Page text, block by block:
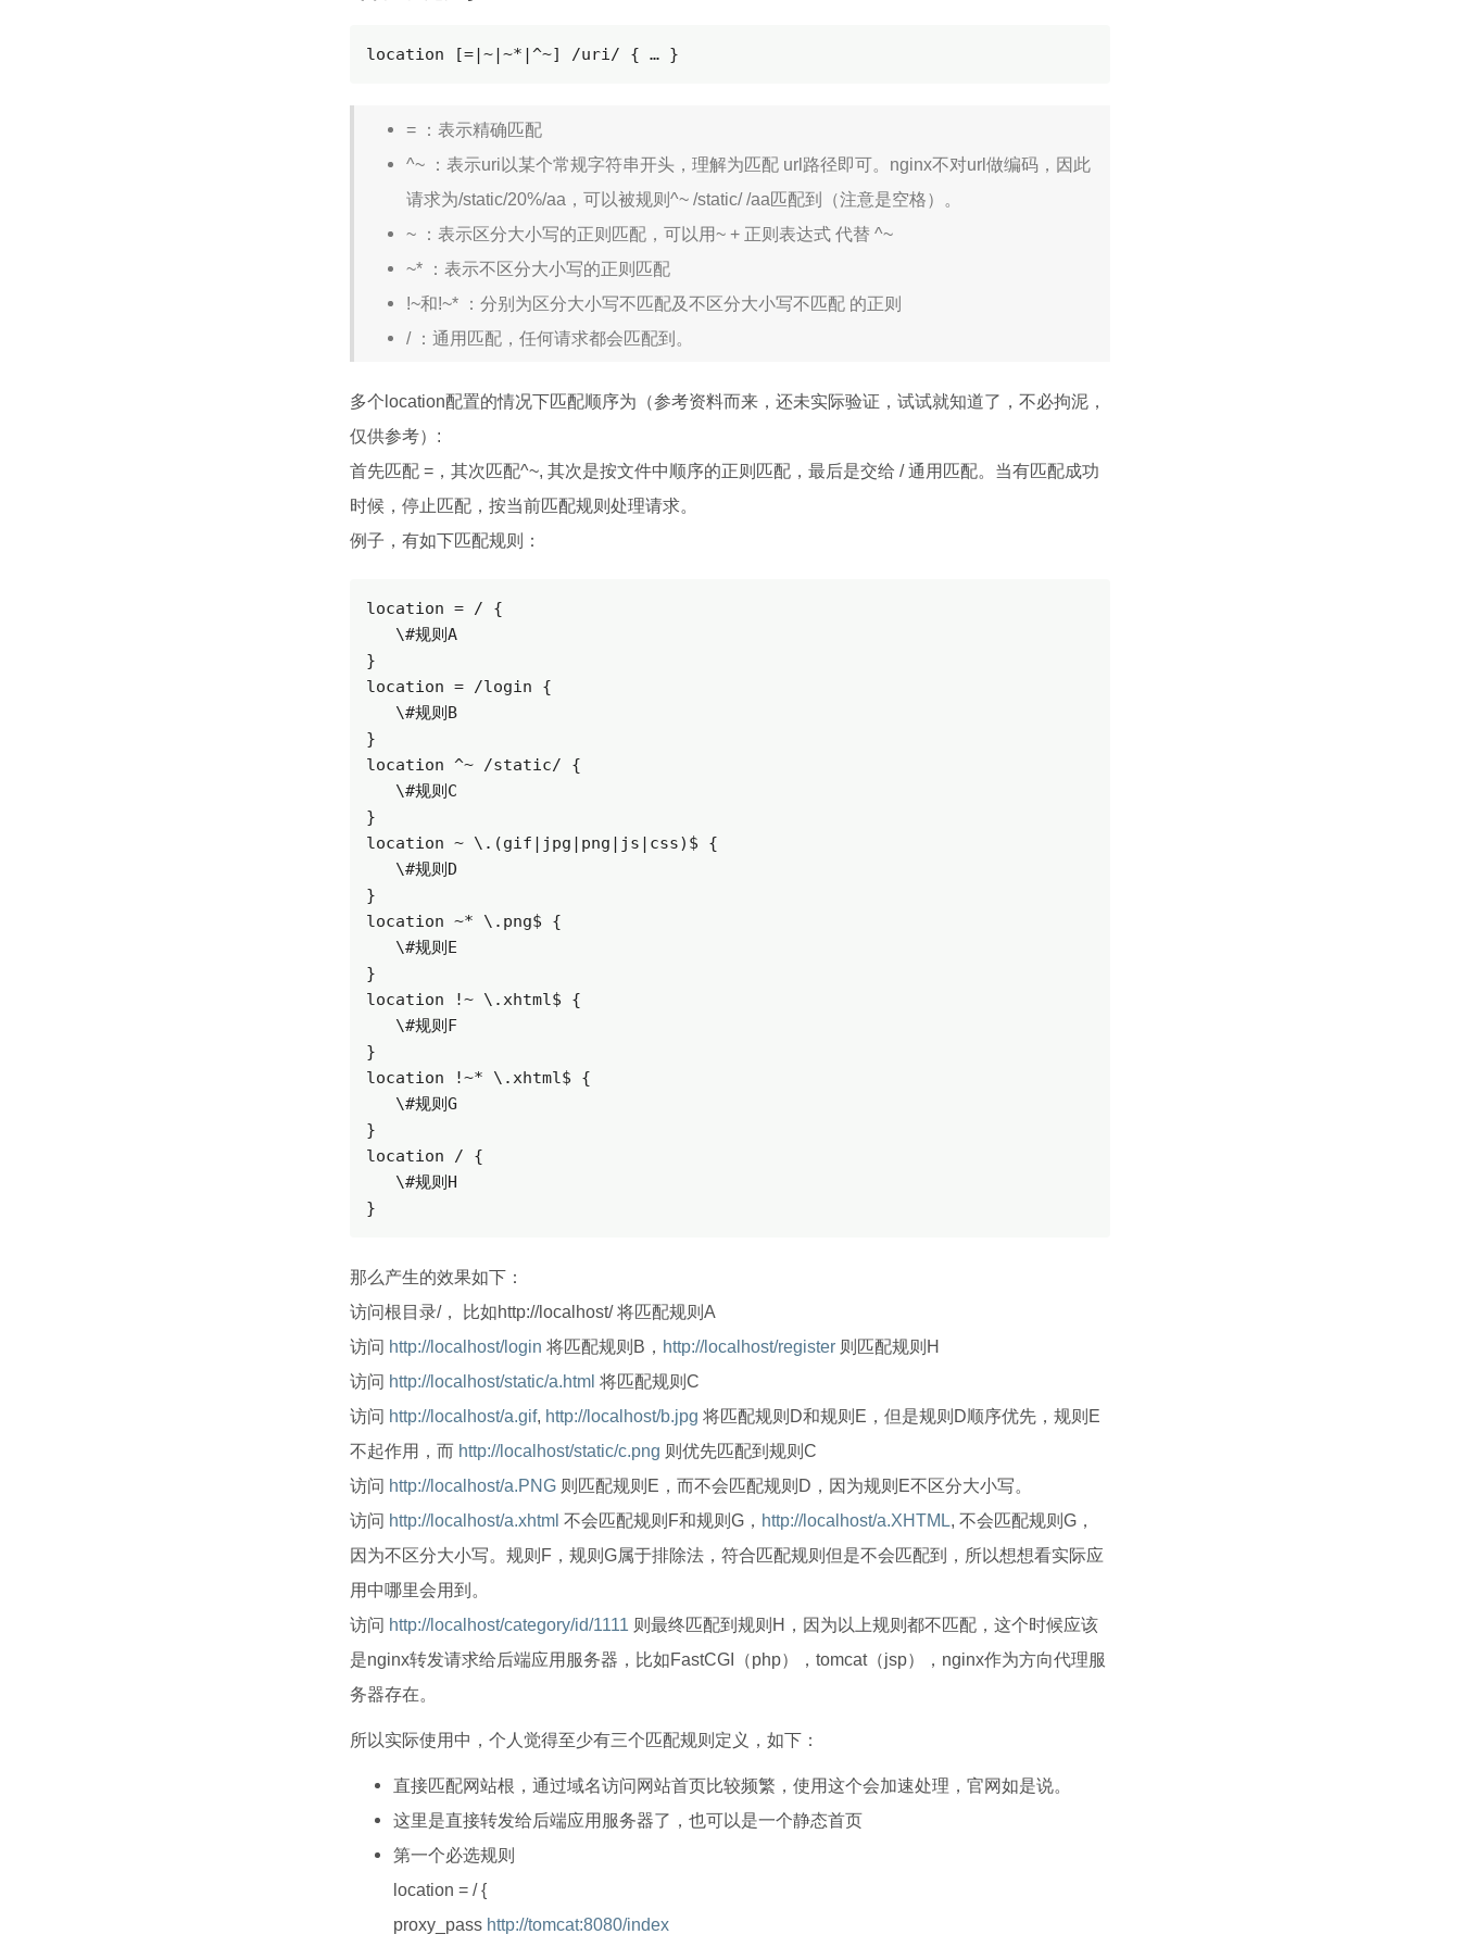
location [=|~|~*|^~] /uri/ { … }
= ：表示精确匹配
^~ ：表示uri以某个常规字符串开头，理解为匹配 url路径即可。nginx不对url做编码，因此
请求为/static/20%/aa，可以被规则^~ /static/ /aa匹配到（注意是空格）。
~ ：表示区分大小写的正则匹配，可以用~ + 正则表达式 代替 ^~
~* ：表示不区分大小写的正则匹配
!~和!~* ：分别为区分大小写不匹配及不区分大小写不匹配 的正则
/ ：通用匹配，任何请求都会匹配到。
多个location配置的情况下匹配顺序为（参考资料而来，还未实际验证，试试就知道了，不必拘泥，
仅供参考）:
首先匹配 =，其次匹配^~, 其次是按文件中顺序的正则匹配，最后是交给 / 通用匹配。当有匹配成功
时候，停止匹配，按当前匹配规则处理请求。
例子，有如下匹配规则：
location = / {
   \#规则A
}
location = /login {
   \#规则B
}
location ^~ /static/ {
   \#规则C
}
location ~ \.(gif|jpg|png|js|css)$ {
   \#规则D
}
location ~* \.png$ {
   \#规则E
}
location !~ \.xhtml$ {
   \#规则F
}
location !~* \.xhtml$ {
   \#规则G
}
location / {
   \#规则H
}
那么产生的效果如下：
访问根目录/， 比如http://localhost/ 将匹配规则A
访问 http://localhost/login 将匹配规则B， http://localhost/register 则匹配规则H
访问 http://localhost/static/a.html 将匹配规则C
访问 http://localhost/a.gif, http://localhost/b.jpg 将匹配规则D和规则E，但是规则D顺序优先，规则E
不起作用，而 http://localhost/static/c.png 则优先匹配到规则C
访问 http://localhost/a.PNG 则匹配规则E，而不会匹配规则D，因为规则E不区分大小写。
访问 http://localhost/a.xhtml 不会匹配规则F和规则G， http://localhost/a.XHTML, 不会匹配规则G，
因为不区分大小写。规则F，规则G属于排除法，符合匹配规则但是不会匹配到，所以想想看实际应
用中哪里会用到。
访问 http://localhost/category/id/1111 则最终匹配到规则H，因为以上规则都不匹配，这个时候应该
是nginx转发请求给后端应用服务器，比如FastCGI（php），tomcat（jsp），nginx作为方向代理服
务器存在。
所以实际使用中，个人觉得至少有三个匹配规则定义，如下：
直接匹配网站根，通过域名访问网站首页比较频繁，使用这个会加速处理，官网如是说。
这里是直接转发给后端应用服务器了，也可以是一个静态首页
第一个必选规则
location = / {
proxy_pass http://tomcat:8080/index